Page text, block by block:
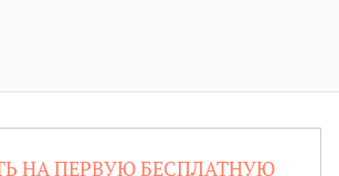
НА ПЕРВУЮ БЕСПЛАТНУЮ